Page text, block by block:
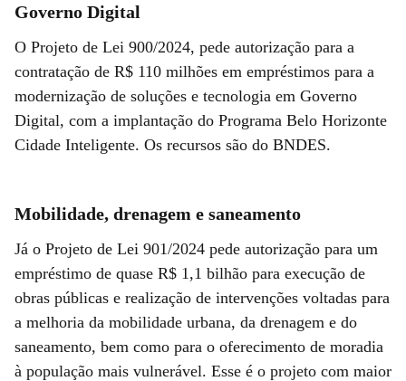
Governo Digital
O Projeto de Lei 900/2024, pede autorização para a
contratação de R$ 110 milhões em empréstimos para a
modernização de soluções e tecnologia em Governo
Digital, com a implantação do Programa Belo Horizonte
Cidade Inteligente. Os recursos são do BNDES.
Mobilidade, drenagem e saneamento
Já o Projeto de Lei 901/2024 pede autorização para um
empréstimo de quase R$ 1,1 bilhão para execução de
obras públicas e realização de intervenções voltadas para
a melhoria da mobilidade urbana, da drenagem e do
saneamento, bem como para o oferecimento de moradia
à população mais vulnerável. Esse é o projeto com maior